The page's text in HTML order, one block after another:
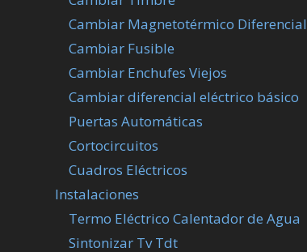
Cambiar Magnetotérmico Diferencial
Cambiar Fusible
Cambiar Enchufes Viejos
Cambiar diferencial eléctrico básico
Puertas Automáticas
Cortocircuitos
Cuadros Eléctricos
Instalaciones
Termo Eléctrico Calentador de Agua
Sintonizar Tv Tdt